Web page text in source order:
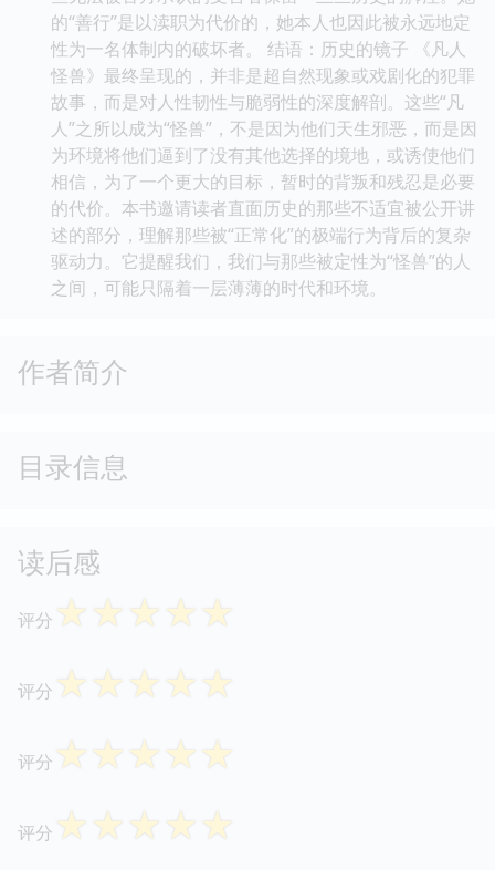
的“善行”是以渎职为代价的，她本人也因此被永远地定
性为一名体制内的破坏者。 结语：历史的镜子 《凡人
怪兽》最终呈现的，并非是超自然现象或戏剧化的犯罪
故事，而是对人性韧性与脆弱性的深度解剖。这些“凡
人”之所以成为“怪兽”，不是因为他们天生邪恶，而是因
为环境将他们逼到了没有其他选择的境地，或诱使他们
相信，为了一个更大的目标，暂时的背叛和残忍是必要
的代价。本书邀请读者直面历史的那些不适宜被公开讲
述的部分，理解那些被“正常化”的极端行为背后的复杂
驱动力。它提醒我们，我们与那些被定性为“怪兽”的人
之间，可能只隔着一层薄薄的时代和环境。
作者简介
目录信息
读后感
评分 ☆☆☆☆☆
评分 ☆☆☆☆☆
评分 ☆☆☆☆☆
评分 ☆☆☆☆☆